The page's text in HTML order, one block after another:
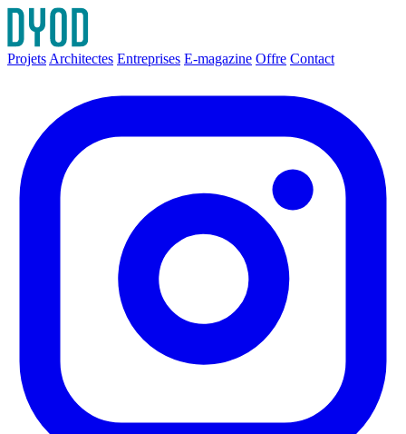
Projets Architectes Entreprises E-magazine Offre Contact